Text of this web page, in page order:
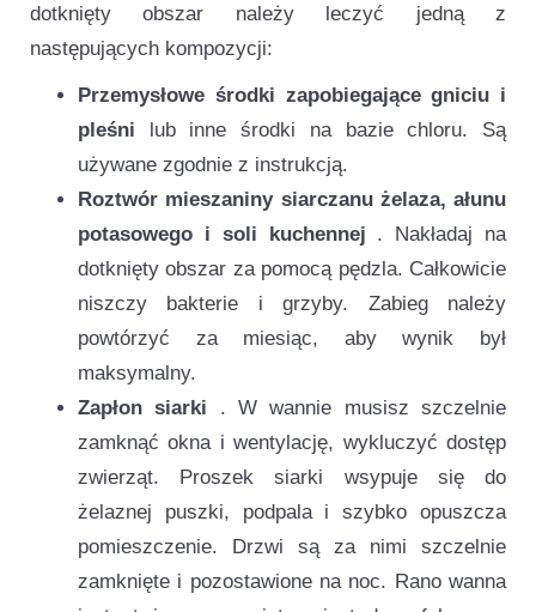
dotknięty obszar należy leczyć jedną z
następujących kompozycji:
Przemysłowe środki zapobiegające gniciu i
pleśni lub inne środki na bazie chloru. Są
używane zgodnie z instrukcją.
Roztwór mieszaniny siarczanu żelaza, ałunu
potasowego i soli kuchennej . Nakładaj na
dotknięty obszar za pomocą pędzla. Całkowicie
niszczy bakterie i grzyby. Zabieg należy
powtórzyć za miesiąc, aby wynik był
maksymalny.
Zapłon siarki . W wannie musisz szczelnie
zamknąć okna i wentylację, wykluczyć dostęp
zwierząt. Proszek siarki wsypuje się do
żelaznej puszki, podpala i szybko opuszcza
pomieszczenie. Drzwi są za nimi szczelnie
zamknięte i pozostawione na noc. Rano wanna